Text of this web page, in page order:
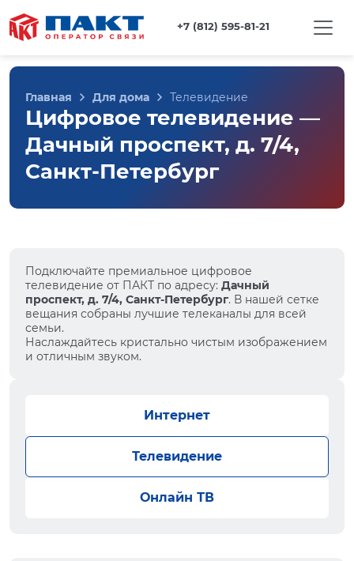
+7 (812) 595-81-21
Главная Для дома Телевидение
Цифровое телевидение —
Дачный проспект, д. 7/4,
Санкт-Петербург
Подключайте премиальное цифровое
телевидение от ПАКТ по адресу: Дачный
проспект, д. 7/4, Санкт-Петербург. В нашей сетке
вещания собраны лучшие телеканалы для всей
семьи.
Наслаждайтесь кристально чистым изображением
и отличным звуком.
Интернет
Телевидение
Онлайн ТВ